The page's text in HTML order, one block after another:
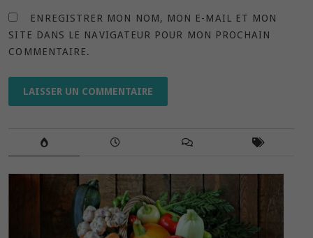
ENREGISTRER MON NOM, MON E-MAIL ET MON
SITE DANS LE NAVIGATEUR POUR MON PROCHAIN
COMMENTAIRE.